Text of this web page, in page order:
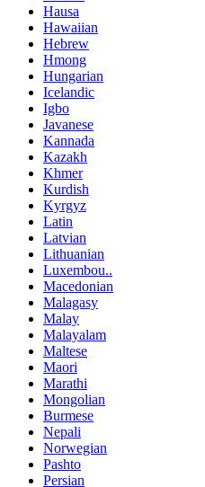
Hausa
Hawaiian
Hebrew
Hmong
Hungarian
Icelandic
Igbo
Javanese
Kannada
Kazakh
Khmer
Kurdish
Kyrgyz
Latin
Latvian
Lithuanian
Luxembou..
Macedonian
Malagasy
Malay
Malayalam
Maltese
Maori
Marathi
Mongolian
Burmese
Nepali
Norwegian
Pashto
Persian